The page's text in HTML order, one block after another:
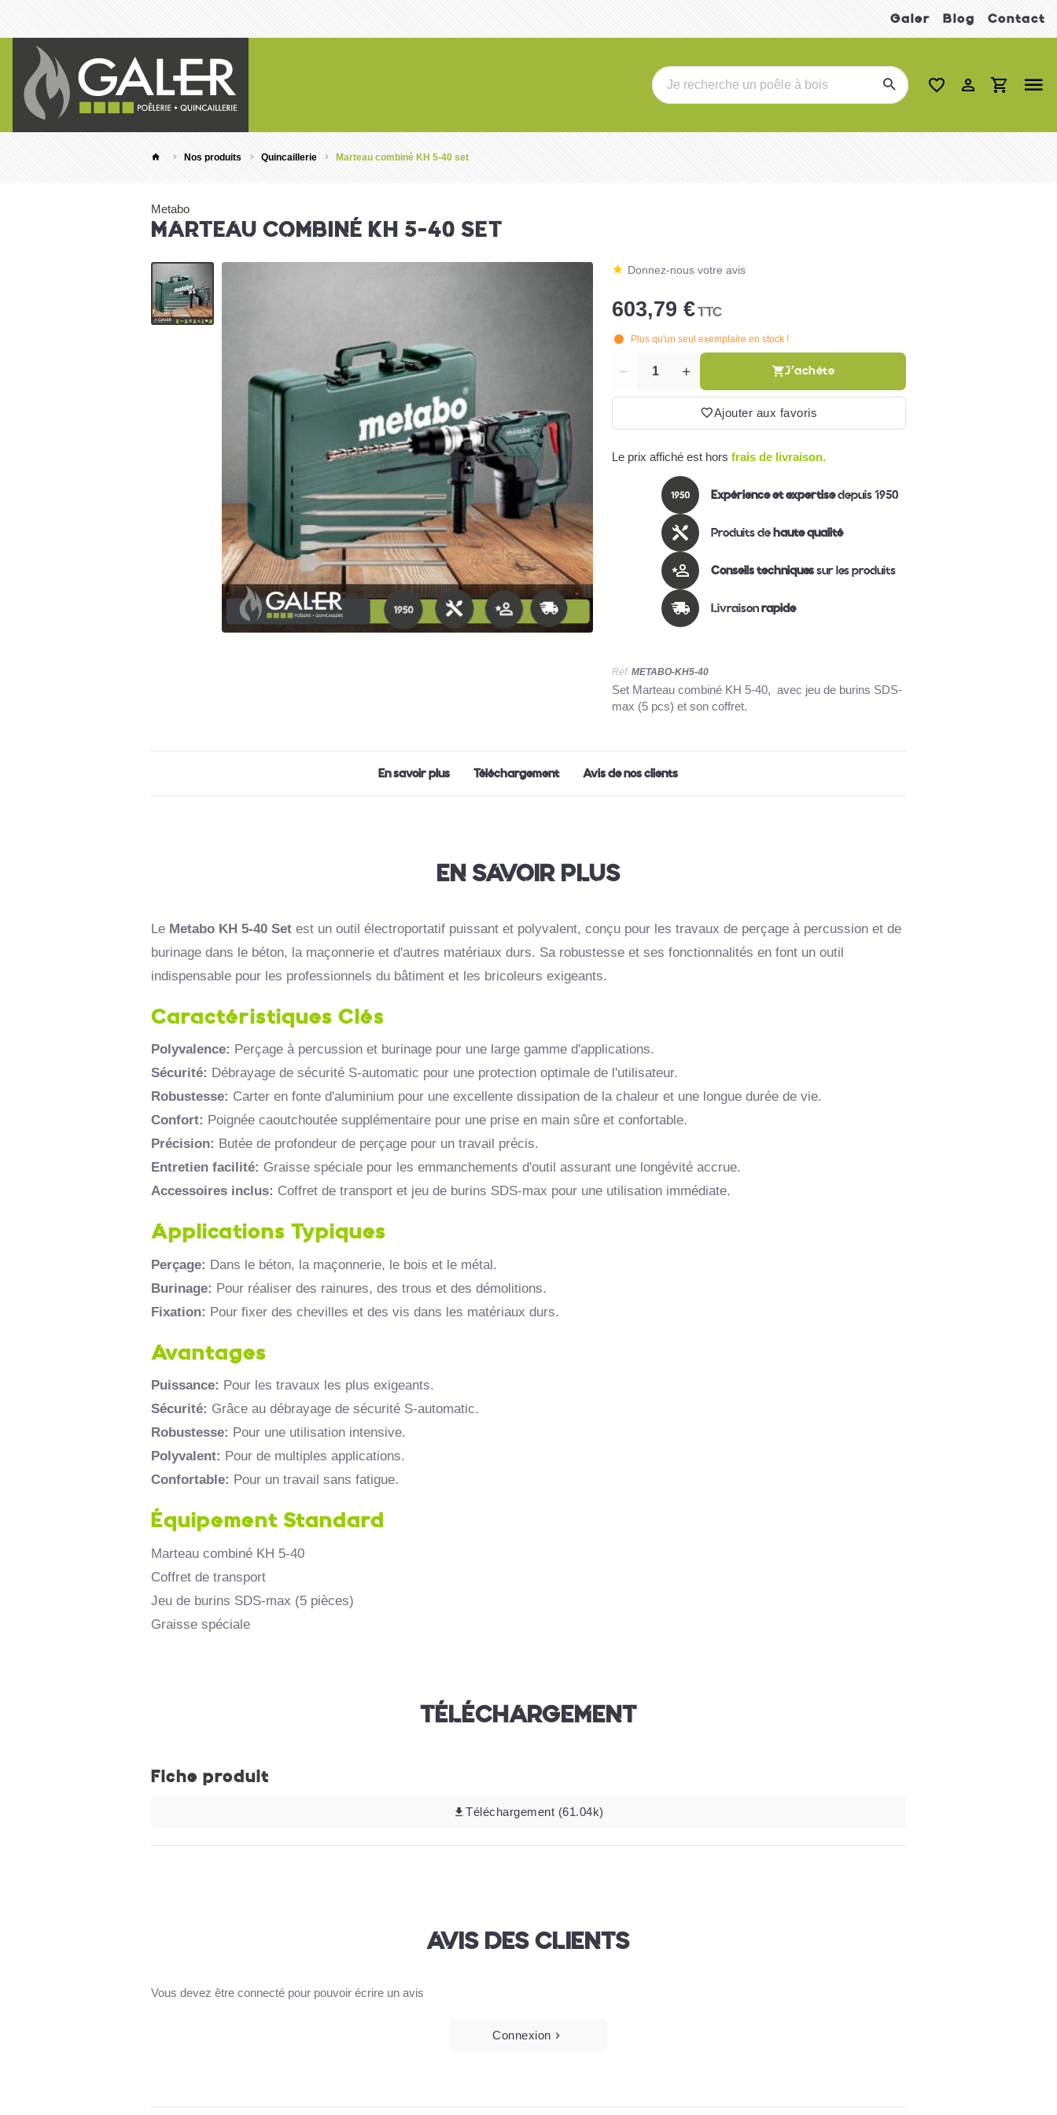
Galer Blog Contact
Nos produits Quincaillerie Marteau combiné KH 5-40 set
Metabo
MARTEAU COMBINÉ KH 5-40 SET
Donnez-nous votre avis
603,79 €TTC
Plus qu'un seul exemplaire en stock !
Quantité J'achète
Ajouter aux favoris
Le prix affiché est hors frais de livraison.
Expérience et expertisedepuis 1950
Produits dehaute qualité
Conseils techniquessur les produits
Livraisonrapide
Réf: METABO-KH5-40
Set Marteau combiné KH 5-40, avec jeu de burins SDS-
max (5 pcs) et son coffret.
En savoir plus Téléchargement Avis de nos clients
EN SAVOIR PLUS
Le Metabo KH 5-40 Set est un outil électroportatif puissant et polyvalent, conçu pour les travaux de perçage à percussion et de
burinage dans le béton, la maçonnerie et d'autres matériaux durs. Sa robustesse et ses fonctionnalités en font un outil
indispensable pour les professionnels du bâtiment et les bricoleurs exigeants.
Caractéristiques Clés
Polyvalence: Perçage à percussion et burinage pour une large gamme d'applications.
Sécurité: Débrayage de sécurité S-automatic pour une protection optimale de l'utilisateur.
Robustesse: Carter en fonte d'aluminium pour une excellente dissipation de la chaleur et une longue durée de vie.
Confort: Poignée caoutchoutée supplémentaire pour une prise en main sûre et confortable.
Précision: Butée de profondeur de perçage pour un travail précis.
Entretien facilité: Graisse spéciale pour les emmanchements d'outil assurant une longévité accrue.
Accessoires inclus: Coffret de transport et jeu de burins SDS-max pour une utilisation immédiate.
Applications Typiques
Perçage: Dans le béton, la maçonnerie, le bois et le métal.
Burinage: Pour réaliser des rainures, des trous et des démolitions.
Fixation: Pour fixer des chevilles et des vis dans les matériaux durs.
Avantages
Puissance: Pour les travaux les plus exigeants.
Sécurité: Grâce au débrayage de sécurité S-automatic.
Robustesse: Pour une utilisation intensive.
Polyvalent: Pour de multiples applications.
Confortable: Pour un travail sans fatigue.
Équipement Standard
Marteau combiné KH 5-40
Coffret de transport
Jeu de burins SDS-max (5 pièces)
Graisse spéciale
TÉLÉCHARGEMENT
Fiche produit
Téléchargement (61.04k)
AVIS DES CLIENTS
Vous devez être connecté pour pouvoir écrire un avis
Connexion